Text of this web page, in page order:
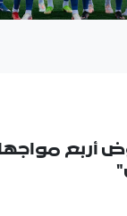
أربع